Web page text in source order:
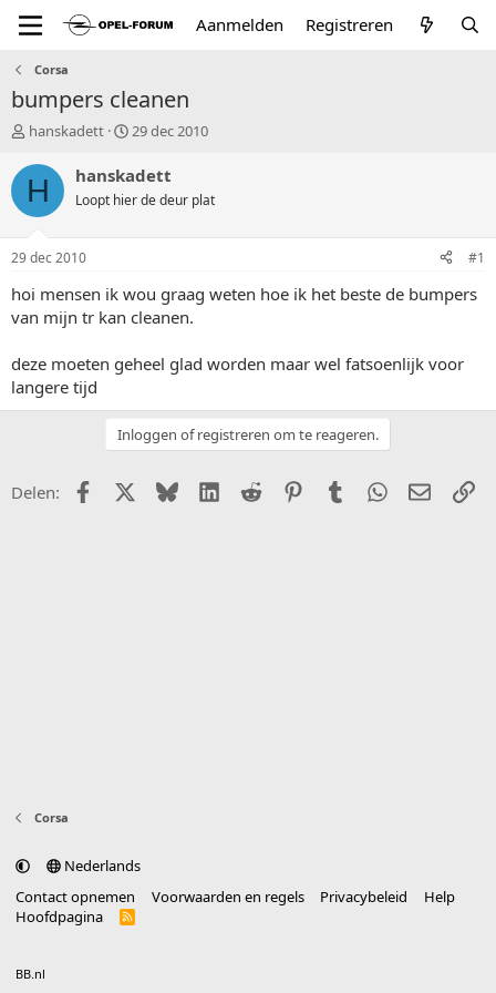
Aanmelden Registreren
Corsa
bumpers cleanen
T
p
a
r
e
hanskadett
S
a
t
u
m
29 dec 2010
H hanskadett
Loopt hier de deur plat
29 dec 2010 #1
hoi mensen ik wou graag weten hoe ik het beste de bumpers
van mijn tr kan cleanen.
deze moeten geheel glad worden maar wel fatsoenlijk voor
langere tijd
Inloggen of registreren om te reageren.
Delen: FacebookX (Twitter)
BlueskyLinkedIn
Reddit PinterestTumblr WhatsApp
E-mail
Corsa
Nederlands
Contact opnemen
Voorwaarden en regels Privacybeleid
Help
Hoofdpagina
R
BB.nl